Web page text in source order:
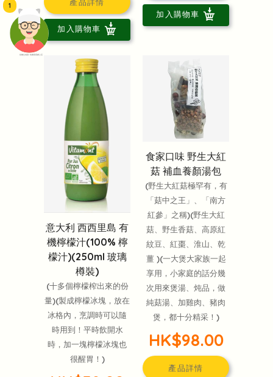
頭像生成器: 快樂家庭網上店
1
加入購物車
加入購物車
意大利 西西里島 有
機檸檬汁(100% 檸
檬汁)(250ml 玻璃
樽裝)
(十多個檸檬榨出來的份
量)(製成檸檬冰塊，放在
冰格內，烹調時可以隨
時用到！平時飲開水
時，加一塊檸檬冰塊也
很醒胃！)
食家口味 野生大紅
菇 補血養顏湯包
(野生大紅菇極罕有，有
「菇中之王」、「南方
紅參」之稱)(野生大紅
菇、野生香菇、高原紅
紋豆、紅棗、淮山、乾
薑 )(一大煲大家族一起
享用，小家庭的話分幾
次用來煲湯、炖品，做
純菇湯、加雞肉、豬肉
煲，都十分精采！)
HK$98.00
產品詳情